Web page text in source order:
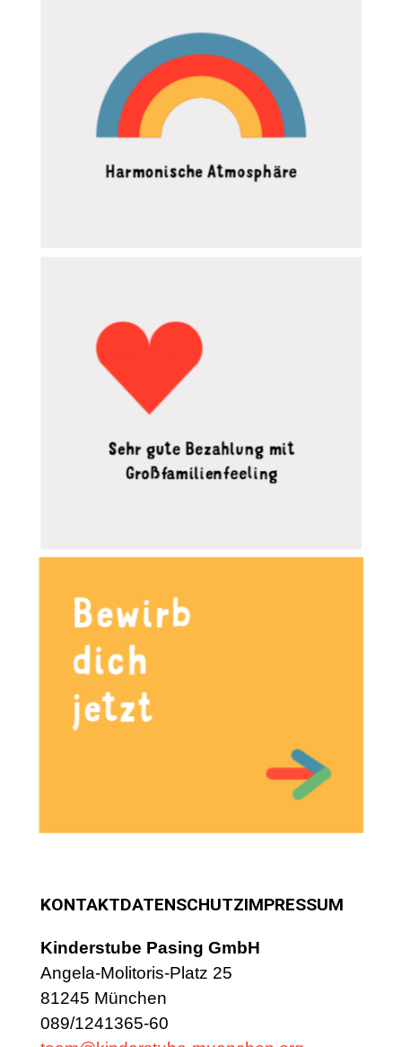
Harmonische Atmosphäre
Sehr gute Bezahlung mit
Großfamilien­feeling
Bewirb
dich
jetzt
KONTAKTDATENSCHUTZIMPRESSUM
Kinderstube Pasing GmbH
Angela-Molitoris-Platz 25
81245 München
089/1241365-60